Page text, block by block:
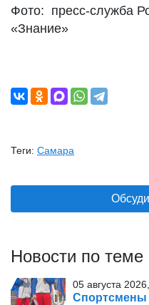
Фото: пресс-служба
«Знание»
Теги: Самара
Новости по теме
05 августа
Спортсмены